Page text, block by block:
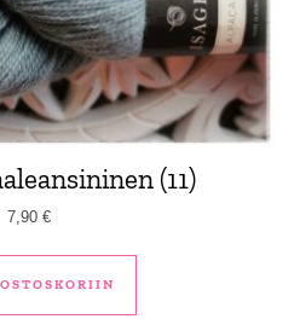
(11)
7,90 €